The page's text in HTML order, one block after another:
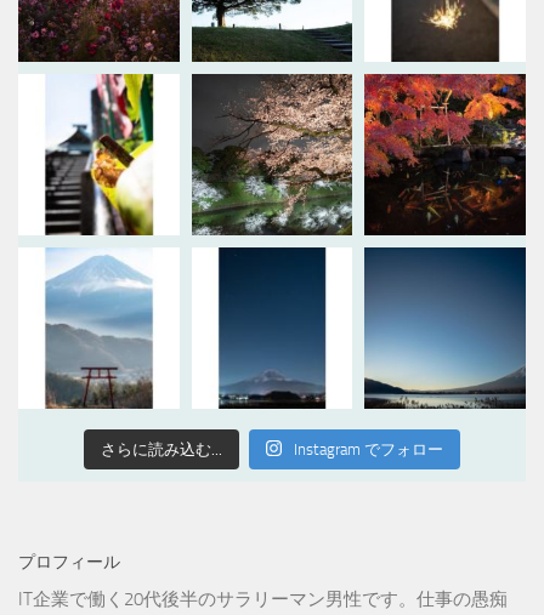
さらに読み込む... Instagram でフォロー
プロフィール
IT企業で働く20代後半のサラリーマン男性です。仕事の愚痴